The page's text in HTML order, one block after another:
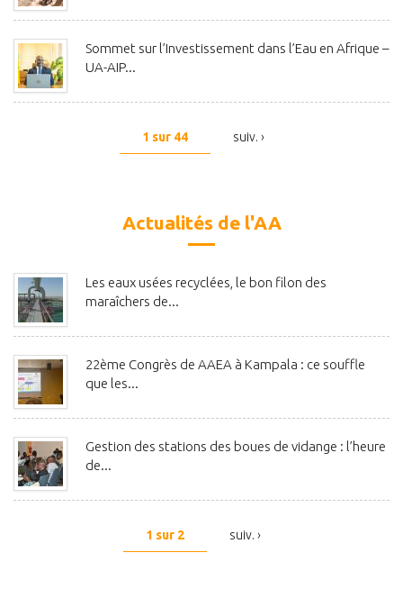
Sommet sur l’Investissement dans l’Eau en Afrique –
UA-AIP...
1 sur 44 suiv. ›
Actualités de l'AA
Les eaux usées recyclées, le bon filon des
maraîchers de...
22ème Congrès de AAEA à Kampala : ce souffle
que les...
Gestion des stations des boues de vidange : l’heure
de...
1 sur 2 suiv. ›